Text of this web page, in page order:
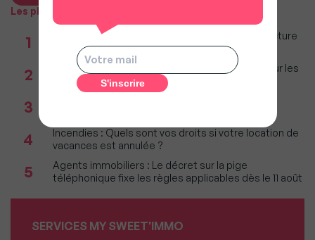
Les plus populaires
1
Taxe foncière 2026 : Ces grandes villes où la facture
restera parmi les plus lourdes
2
Immobilier : Ce que l’AI Act change vraiment pour les
agences depuis le 2 août 2026
3
4
Incendies : Quels sont vos droits si votre location de
vacances est annulée ?
5
Agents immobiliers : Le décret sur la pige
téléphonique fixe les règles applicables dès le 11 août
SERVICES MY SWEET'IMMO